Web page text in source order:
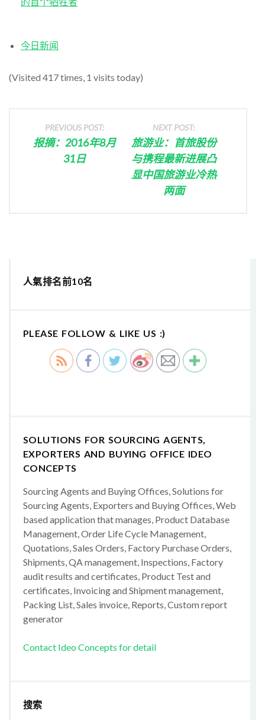
今日新闻
(Visited 417 times, 1 visits today)
PREVIOUS POST:
报摘：2016年8月
31日
NEXT POST:
旅游业：首旅股份
与携程最新进展凸
显中国旅游业冷热
两面
人氣排名前10名
PLEASE FOLLOW & LIKE US :)
SOLUTIONS FOR SOURCING AGENTS,
EXPORTERS AND BUYING OFFICE IDEO
CONCEPTS
Sourcing Agents and Buying Offices, Solutions for
Sourcing Agents, Exporters and Buying Offices, Web
based application that manages, Product Database
Management, Order Life Cycle Management,
Quotations, Sales Orders, Factory Purchase Orders,
Shipments, QA management, Inspections, Factory
audit results and certificates, Product Test and
certificates, Invoicing and Shipment management,
Packing List, Sales invoice, Reports, Custom report
generator
Contact Ideo Concepts for detail
搜索